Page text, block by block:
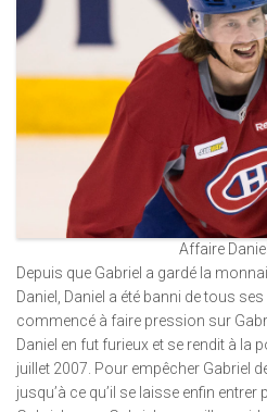
Affaire
Depuis que Gabriel a gardé la
Daniel, Daniel a été banni de tous
commencé à faire pression sur
Daniel en fut furieux et se rendit à la
juillet 2007. Pour empêcher Gabriel
jusqu’à ce qu’il se laisse enfin